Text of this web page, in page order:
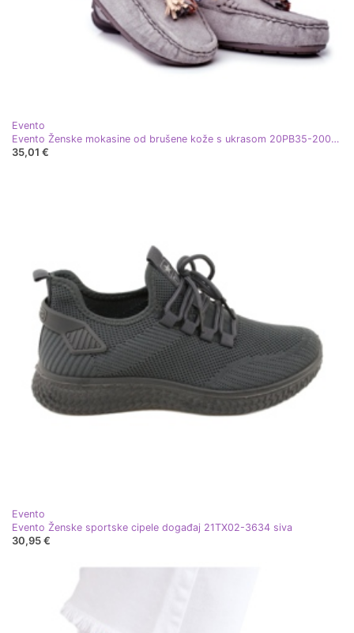
Evento
Evento Ženske mokasine od brušene kože s ukrasom 20PB35-2003 sive siva
35,01 €
Evento
Evento Ženske sportske cipele događaj 21TX02-3634 siva
30,95 €